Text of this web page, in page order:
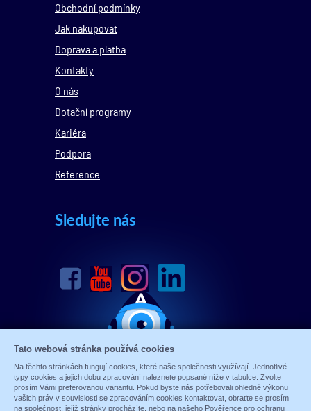
Obchodní podmínky
Jak nakupovat
Doprava a platba
Kontakty
O nás
Dotační programy
Kariéra
Podpora
Reference
Sledujte nás
Tato webová stránka používá cookies
Na těchto stránkách fungují cookies, které naše společnosti využívají. Jednotlivé
typy cookies a jejich dobu zpracování naleznete popsané níže v tabulce. Zvolte
prosím Vámi preferovanou variantu. Pokud byste nás potřebovali ohledně výkonu
vašich práv v souvislosti se zpracováním cookies kontaktovat, obraťte se prosím
na společnost, jejíž stránky procházíte, nebo na našeho Pověřence pro ochranu